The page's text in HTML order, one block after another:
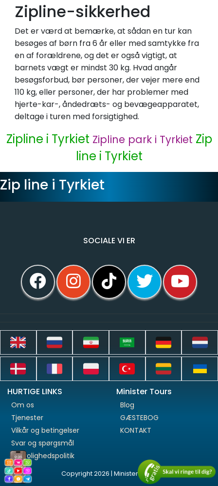
Zipline-sikkerhed
Det er værd at bemærke, at sådan en tur kan
besøges af børn fra 6 år eller med samtykke fra
en af forældrene, og det er også vigtigt, at
barnets vægt er mindst 30 kg. Hvad angår
besøgsforbud, bør personer, der vejer mere end
110 kg, eller personer, der har problemer med
hjerte-kar-, åndedræts- og bevægeapparatet,
deltage i turen med forsigtighed.
Zipline i Tyrkiet Zipline park i Tyrkiet Zip
line i Tyrkiet
Zip line i Tyrkiet
SOCIALE VI ER
HURTIGE LINKS
Om os
Tjenester
Vilkår og betingelser
Svar og spørgsmål
Fortrolighedspolitik
Minister Tours
Blog
GÆSTEBOG
KONTAKT
Copyright 2026 | Minister Tours